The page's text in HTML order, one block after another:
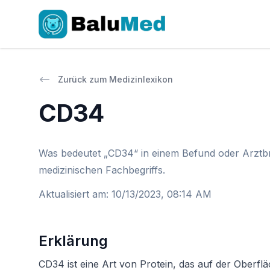
Zurück zum Medizinlexikon
CD34
Was bedeutet „CD34“ in einem Befund oder
medizinischen Fachbegriffs.
Aktualisiert am: 10/13/2023, 08:14 AM
Erklärung
CD34 ist eine Art von Protein, das auf der